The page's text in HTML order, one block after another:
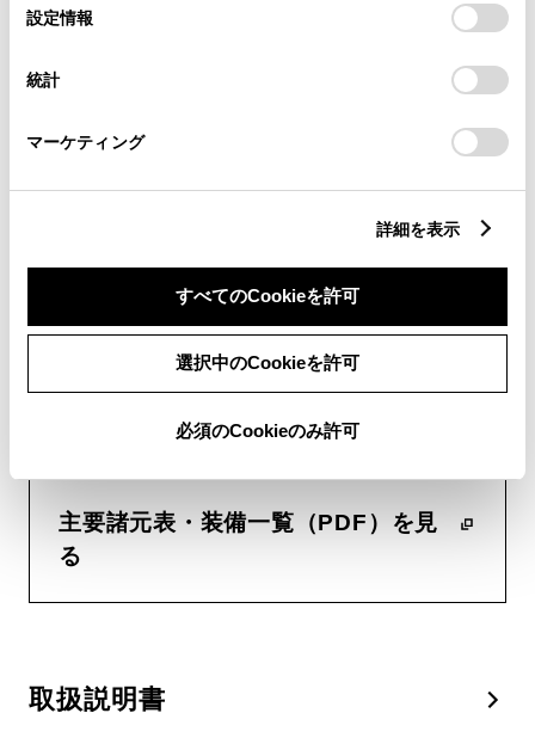
デバイスにすべてのCookie(クッキー)が保存されることに同
意したことになります。Cookie(クッキー)のオプトアウト、
設定の変更、同意を撤回したりするにあたっては、当社の
「Cookie（クッキー）情報の取り扱いについて
」をご覧くだ
設定情報
統計
マーケティング
詳細を表示
すべてのCookieを許可
選択中のCookieを許可
必須のCookieのみ許可
当車両のWEBカタログ（PDF）
WEBカタログ（PDF）を見る
主要諸元表・装備一覧
当車両の主要諸元、主な装備を一
主要諸元表・装備一覧（PDF）を見
る
取扱説明書